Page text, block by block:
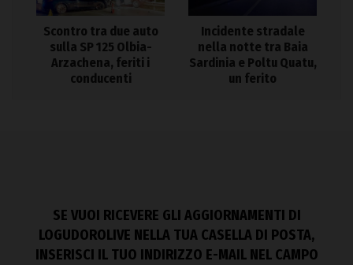
Scontro tra due auto
sulla SP 125 Olbia-
Arzachena, feriti i
conducenti
Incidente stradale
nella notte tra Baia
Sardinia e Poltu Quatu,
un ferito
SE VUOI RICEVERE GLI AGGIORNAMENTI DI
LOGUDOROLIVE NELLA TUA CASELLA DI POSTA,
INSERISCI IL TUO INDIRIZZO E-MAIL NEL CAMPO